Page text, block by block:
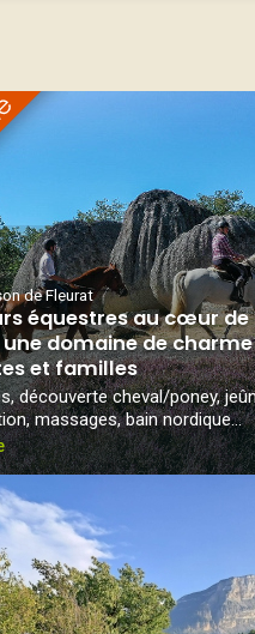
de Fleurat
équestres au cœur de
domaine de
et familles
découverte cheval/poney,
massages, bain nordique...